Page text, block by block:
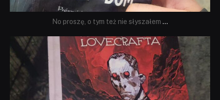
No proszę, o tym też nie słyszałem ...
dobryhorror
Wrz 19